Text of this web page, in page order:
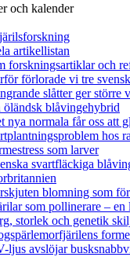
och kalender
artikellistan
forskningsartiklar och
förlorade vi tre
slåtter ger större
öländsk blåvingehybrid
nya normala får oss att
hos
som larver
svartfläckiga
blomning som
som pollinerare – en
storlek och genetik
ljus avslöjar